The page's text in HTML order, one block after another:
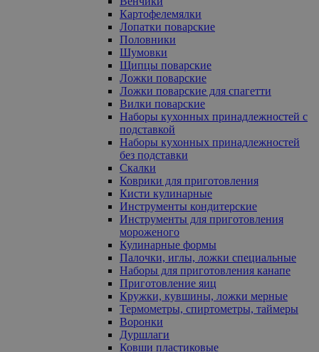
Картофелемялки
Лопатки поварские
Половники
Шумовки
Щипцы поварские
Ложки поварские
Ложки поварские для спагетти
Вилки поварские
Наборы кухонных принадлежностей с
подставкой
Наборы кухонных принадлежностей
без подставки
Скалки
Коврики для приготовления
Кисти кулинарные
Инструменты кондитерские
Инструменты для приготовления
мороженого
Кулинарные формы
Палочки, иглы, ложки специальные
Наборы для приготовления канапе
Приготовление яиц
Кружки, кувшины, ложки мерные
Термометры, спиртометры, таймеры
Воронки
Дуршлаги
Ковши пластиковые